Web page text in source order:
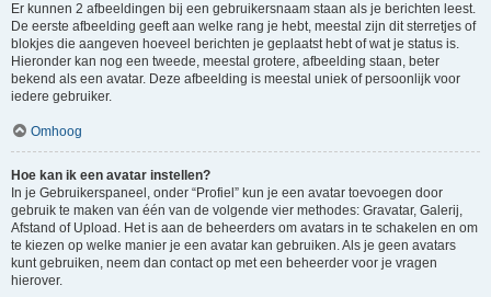
Er kunnen 2 afbeeldingen bij een gebruikersnaam staan als je berichten leest.
De eerste afbeelding geeft aan welke rang je hebt, meestal zijn dit sterretjes of
blokjes die aangeven hoeveel berichten je geplaatst hebt of wat je status is.
Hieronder kan nog een tweede, meestal grotere, afbeelding staan, beter
bekend als een avatar. Deze afbeelding is meestal uniek of persoonlijk voor
iedere gebruiker.
Omhoog
Hoe kan ik een avatar instellen?
In je Gebruikerspaneel, onder “Profiel” kun je een avatar toevoegen door
gebruik te maken van één van de volgende vier methodes: Gravatar, Galerij,
Afstand of Upload. Het is aan de beheerders om avatars in te schakelen en om
te kiezen op welke manier je een avatar kan gebruiken. Als je geen avatars
kunt gebruiken, neem dan contact op met een beheerder voor je vragen
hierover.